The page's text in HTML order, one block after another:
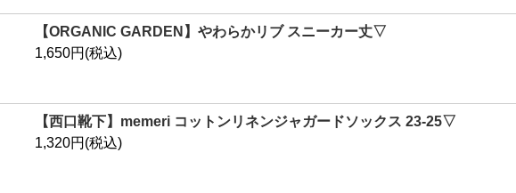
【ORGANIC GARDEN】やわらかリブ スニーカー丈▽
1,650円(税込)
【西口靴下】memeri コットンリネンジャガードソックス 23-25▽
1,320円(税込)